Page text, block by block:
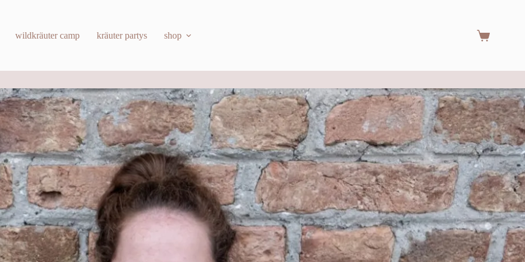
wildkräuter camp kräuter partys shop Warenkorb